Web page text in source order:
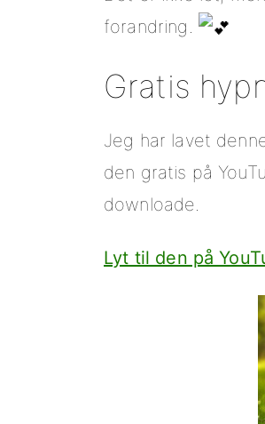
forandring.
Gratis
Jeg har lavet
den gratis på
downloade.
Lyt til den på